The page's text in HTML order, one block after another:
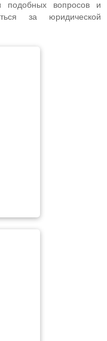
подобных вопросов и
за юридической